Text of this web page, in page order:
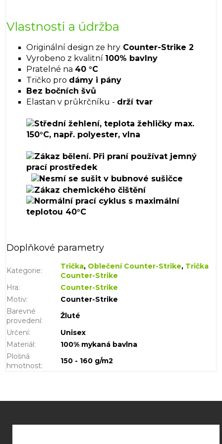
Vlastnosti a údržba
Originální design ze hry Counter-Strike 2
Vyrobeno z kvalitní 100% bavlny
Pratelné na 40 °C
Tričko pro dámy i pány
Bez bočních švů
Elastan v průkrčníku - drží tvar
Doplňkové parametry
Kategorie: Trička, Oblečení Counter-Strike, Trička
Counter-Strike
Hra:
Counter-Strike
Motiv:
Counter-Strike
Barevné
provedení:
Žluté
Určení:
Unisex
Materiál:
100% mykaná bavlna
Plošná
hmotnost:
150 - 160 g/m2